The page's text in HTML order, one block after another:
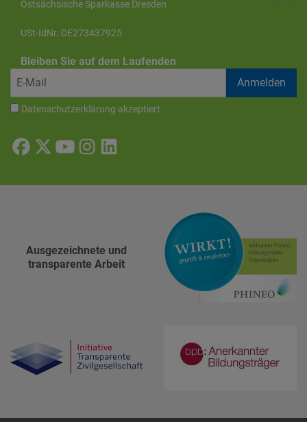
Ostsächsische Sparkasse Dresden
USt-IdNr. DE273437925
Bleiben Sie auf dem Laufenden
Datenschutzerklärung akzeptiert.
Ausgezeichnete und
transparente Arbeit